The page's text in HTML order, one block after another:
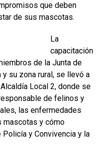
que deben
de sus mascotas.
La
capacitación
de la Junta de
y su zona rural, se llevó a
Local 2, donde se
de felinos y
las enfermedades
mascotas y cómo
y Convivencia y la